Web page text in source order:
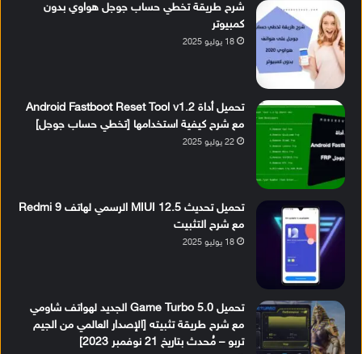
شرح طريقة تخطي حساب جوجل هواوي بدون
كمبيوتر
18 يوليو 2025
تحميل أداة Android Fastboot Reset Tool v1.2
مع شرح كيفية استخدامها [تخطي حساب جوجل]
22 يوليو 2025
تحميل تحديث MIUI 12.5 الرسمي لهاتف Redmi 9
مع شرح التثبيت
18 يوليو 2025
تحميل Game Turbo 5.0 الجديد لهواتف شاومي
مع شرح طريقة تثبيته [الإصدار العالمي من الجيم
تربو – مُحدث بتاريخ 21 نوفمبر 2023]